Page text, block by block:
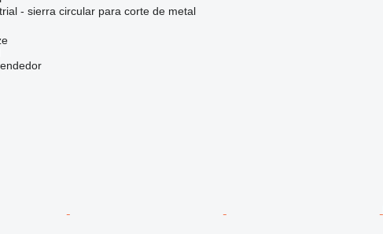
- sierra circular para corte de metal